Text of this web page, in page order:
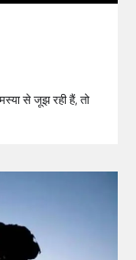
से जूझ रही हैं, तो